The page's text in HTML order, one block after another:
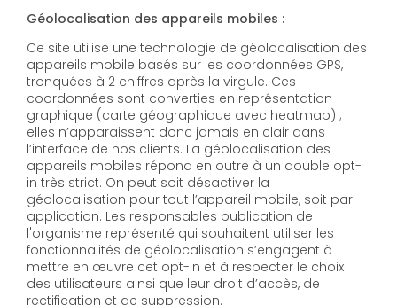
Géolocalisation des appareils mobiles :
Ce site utilise une technologie de géolocalisation des
appareils mobile basés sur les coordonnées GPS,
tronquées à 2 chiffres après la virgule. Ces
coordonnées sont converties en représentation
graphique (carte géographique avec heatmap) ;
elles n’apparaissent donc jamais en clair dans
l’interface de nos clients. La géolocalisation des
appareils mobiles répond en outre à un double opt-
in très strict. On peut soit désactiver la
géolocalisation pour tout l’appareil mobile, soit par
application. Les responsables publication de
l'organisme représenté qui souhaitent utiliser les
fonctionnalités de géolocalisation s’engagent à
mettre en œuvre cet opt-in et à respecter le choix
des utilisateurs ainsi que leur droit d’accès, de
rectification et de suppression.